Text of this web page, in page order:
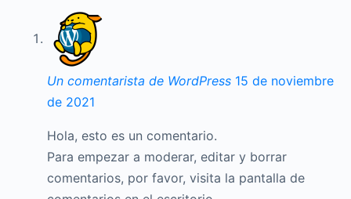
Un comentarista de WordPress 15 de noviembre
de 2021
Hola, esto es un comentario.
Para empezar a moderar, editar y borrar
comentarios, por favor, visita la pantalla de